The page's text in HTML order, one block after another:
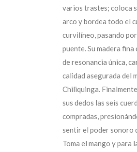
varios trastes; coloca
arco y bordea todo el
curvilíneo, pasando
puente. Su madera fina
de resonancia única,
calidad asegurada del
Chiliquinga.
sus dedos las seis
compradas,
sentir el poder sonoro
Toma el mango y para